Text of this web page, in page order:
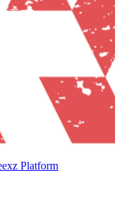
Platform